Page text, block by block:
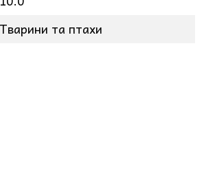
Тварини та птахи